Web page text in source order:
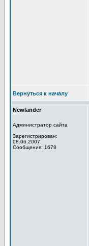
Вернуться к началу
Newlander
Администратор сайта
Зарегистрирован:
08.06.2007
Сообщения: 1678